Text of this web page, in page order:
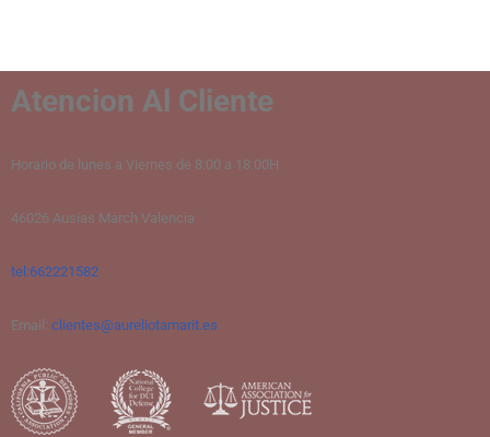
Atencion Al Cliente
Horario de lunes a Viernes de 8:00 a 18:00H
46026 Ausias March Valencia
tel:662221582
Email: clientes@aureliotamarit.es